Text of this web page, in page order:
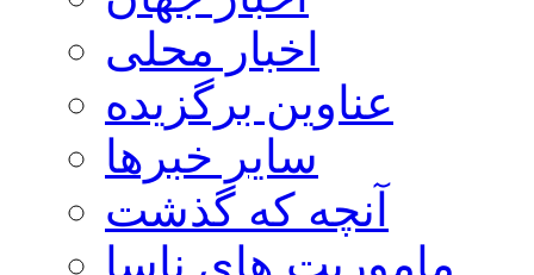
اخبار محلی
عناوین برگزیده
سایر خبرها
آنچه که گذشت
ماموریت های ناسا